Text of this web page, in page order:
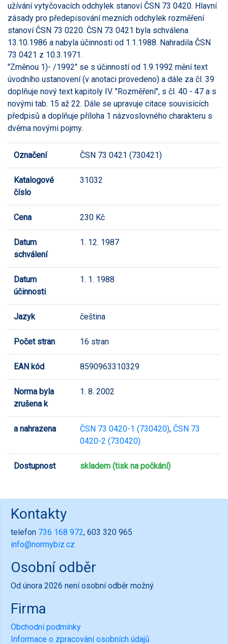
užívání vytyčovacích odchylek stanoví ČSN 73 0420. Hlavní
zásady pro předepisování mezních odchylek rozměření
stanoví ČSN 73 0220. ČSN 73 0421 byla schválena
13.10.1986 a nabyla účinnosti od 1.1.1988. Nahradila ČSN
73 0421 z 10.3.1971.
"Změnou 1)- /1992" se s účinností od 1.9.1992 mění text
úvodního ustanovení (v anotaci provedeno) a dále za čl. 39
doplňuje nový text kapitoly IV. "Rozměření", s čl. 40 - 47 a s
novými tab. 15 až 22. Dále se upravuje citace souvisících
předpisů a doplňuje příloha 1 názvoslovného charakteru s
dvěma novými pojmy.
Označení ČSN 73 0421 (730421)
Katalogové
číslo
31032
Cena 230 Kč
Datum
schválení
1. 12. 1987
Datum
účinnosti
1. 1. 1988
Jazyk čeština
Počet stran 16 stran
EAN kód 8590963310329
Norma byla
zrušena k
1. 8. 2002
a nahrazena ČSN 73 0420-1 (730420), ČSN 73
0420-2 (730420)
Dostupnost skladem (tisk na počkání)
Kontakty
telefon 736 168 972, 603 320 965
info@normybiz.cz
Osobní odběr
Od února 2026 není osobní odběr možný.
Firma
Obchodní podmínky
Informace o zpracování osobních údajů